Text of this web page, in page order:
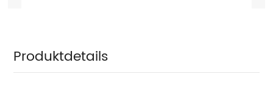
Produktdetails